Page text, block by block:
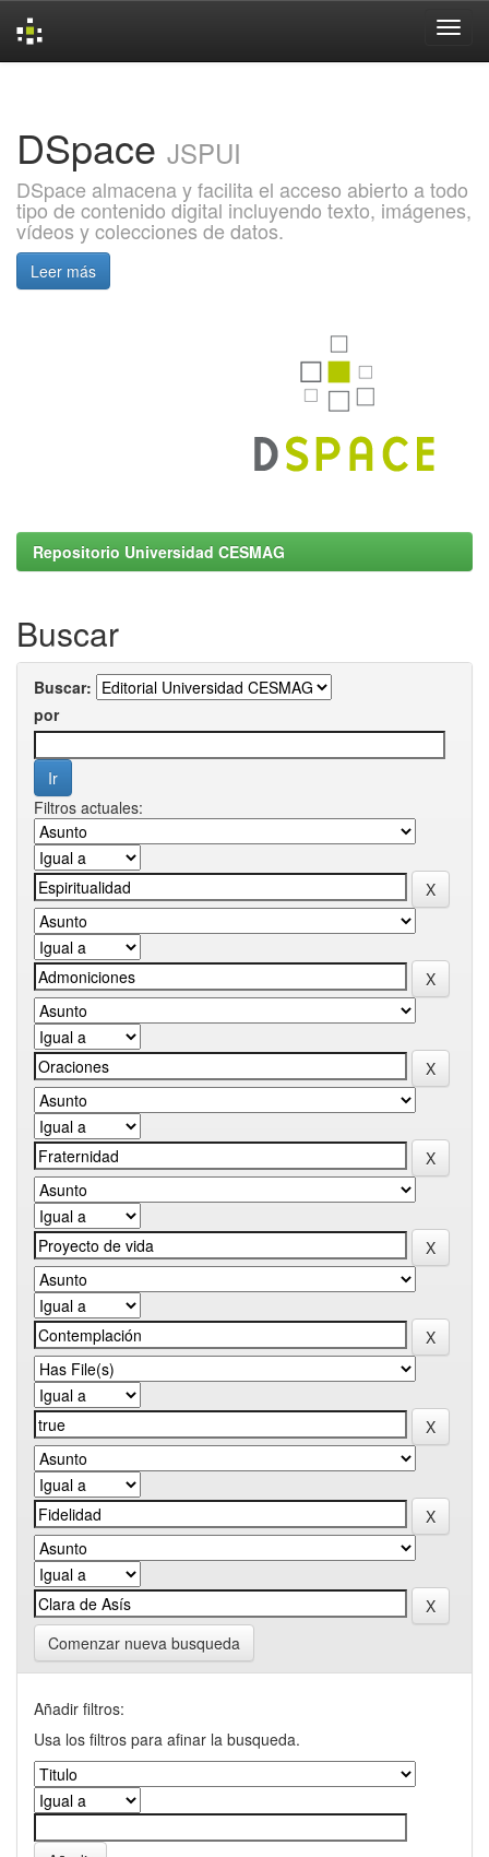
DSpace JSPUI
DSpace almacena y facilita el acceso abierto a todo
tipo de contenido digital incluyendo texto, imágenes,
vídeos y colecciones de datos.
Leer más
Repositorio Universidad CESMAG
Buscar
Buscar:
por
Filtros actuales:
Comenzar nueva busqueda
Añadir filtros:
Usa los filtros para afinar la busqueda.